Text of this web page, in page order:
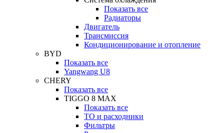
Показать все
Радиаторы
Двигатель
Трансмиссия
Кондиционирование и отопление
BYD
Показать все
Yangwang U8
CHERY
Показать все
TIGGO 8 MAX
Показать все
ТО и расходники
Фильтры